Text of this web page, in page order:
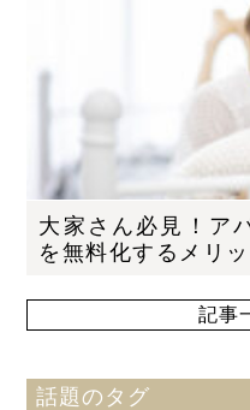
大家さん必見！ア
を無料化するメリッ
記事
話題のタグ